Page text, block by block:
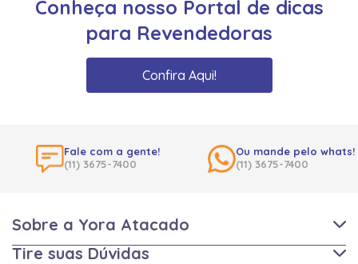
Conheça nosso Portal de dicas
para Revendedoras
Confira Aqui!
Fale com a gente!
(11) 3675-7400
Ou mande pelo whats!
(11) 3675-7400
Sobre a Yora Atacado
Tire suas Dúvidas